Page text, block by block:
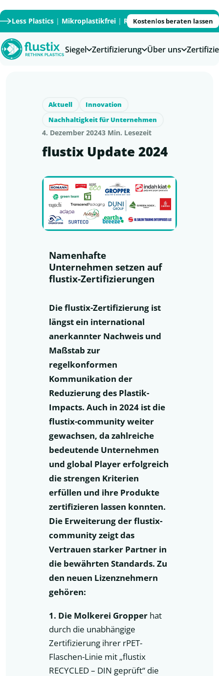
Less Plastics| Mikroplastikfrei| Recycled|Recyclable|
Kostenlos beraten lassen
Siegel Zertifizierung Über uns
Aktuell
Innovation
Nachhaltigkeit für Unternehmen
4. Dezember 20243 Min. Lesezeit
flustix Update 2024
Namenhafte
Unternehmen setzen auf
flustix-Zertifizierungen
Die flustix-Zertifizierung ist
längst ein international
anerkannter Nachweis und
Maßstab zur
regelkonformen
Kommunikation der
Reduzierung des Plastik-
Impacts. Auch in 2024 ist die
flustix-community weiter
gewachsen, da zahlreiche
bedeutende Unternehmen
und global Player erfolgreich
die strengen Kriterien
erfüllen und ihre Produkte
zertifizieren lassen konnten.
Die Erweiterung der flustix-
community zeigt das
Vertrauen starker Partner in
die bewährten Standards. Zu
den neuen Lizenznehmern
gehören:
1. Die Molkerei Gropperhat
durch die unabhängige
Zertifizierung ihrer rPET-
Flaschen-Linie mit „flustix
RECYCLED – DIN geprüft“ die